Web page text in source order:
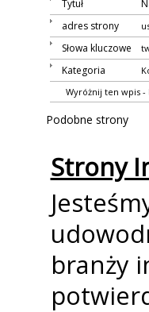
Tytuł
adres strony
Słowa kluczowe
Kategoria
Wyróżnij ten wpis -
Podobne strony
Strony
branży